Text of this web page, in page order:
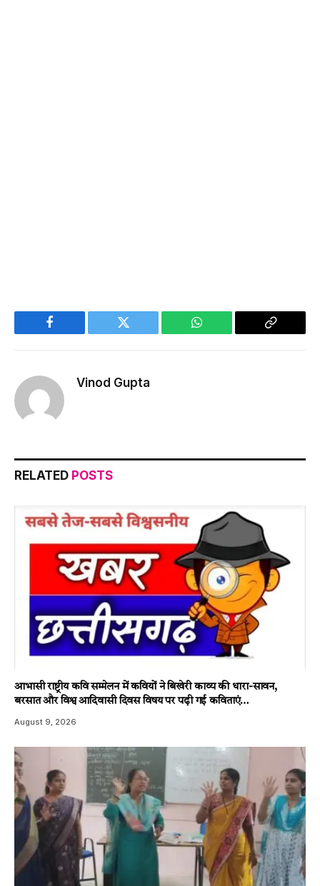
Facebook Twitter WhatsApp
Copy
Vinod Gupta
RELATED POSTS
आभासी राष्ट्रीय कवि सम्मेलन में कवियों ने बिखेरी काव्य की धारा-सावन,
बरसात और विश्व आदिवासी दिवस विषय पर पढ़ी गई कविताएं…
August 9, 2026